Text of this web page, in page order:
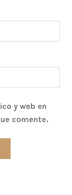
y web en
comente.